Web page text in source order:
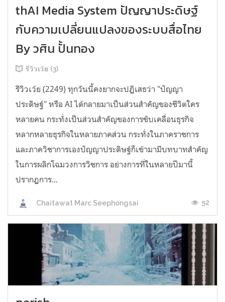
thAI Media System ปัญญาประดิษฐ์
กับความเปลี่ยนแปลงของระบบสื่อไทย
By วศิน ปั้นทอง
รีวิวเว้ย (3)
รีวิวเว้ย (2249) ทุกวันนี้คงยากจะปฏิเสธว่า "ปัญญา
ประดิษฐ์" หรือ AI ได้กลายมาเป็นส่วนสำคัญของชีวิตใคร
หลายคน กระทั่งเป็นส่วนสำคัญของการขับเคลื่อนธุรกิจ
หลากหลายธุรกิจในหลายภาคส่วน กระทั่งในภาคราชการ
และภาควิชาการเองปัญญาประดิษฐ์ก็เข้ามามีบทบาทสำคัญ
ในการผลิกโฉมวงการวิชการ อย่างการที่ในหลายปีมานี้
ปรากฏการ...
Chaitawat Marc Seephongsai 52